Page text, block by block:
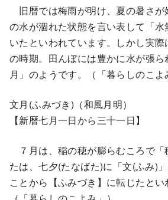
旧暦では梅雨が明け、夏の暑さが
の水が涸れた状態を言い表して「
いたといわれています。しかし実
の時期。田んぼには豊かに水が張
月」のようです。（「暮らしのこよ
文月(ふみづき)（和風月明）
【新暦七月一日から三十一日】
７月は、稲の穂が膨らむころで「
たは、七夕(たなばた)に「文(ふみ)
ことから【ふみづき】に転じたとい